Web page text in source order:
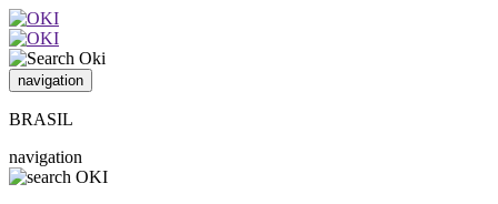
navigation
BRASIL
navigation